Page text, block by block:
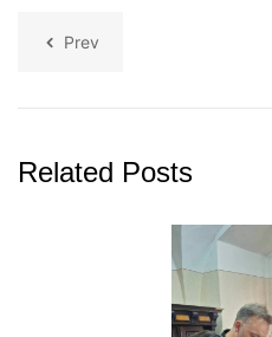
Prev
Related Posts